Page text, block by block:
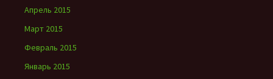
Апрель 2015
Март 2015
Февраль 2015
Январь 2015